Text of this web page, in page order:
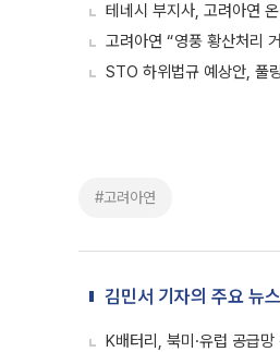
테네시 부지사, 고려아연
고려아연 “영풍 황산처리
STO 하위법규 예상안, 풀
#고려아연
김민서 기자의 주요 뉴스
K배터리, 북미·유럽 공급